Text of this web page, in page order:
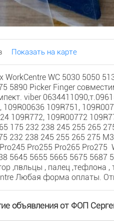
Показать на карте
WC 5030 5050
5890 Picker Finger
viber
109R751,
109R772, 109R00772
175 232 238 245 255 265
232 238 245 255 265 275
Pro255 Pro265 Pro275
5645 5655 5665 5675 5687
,пвльцы , палец ,тефлона
Любая форма оплаты.
объявления от ФОП